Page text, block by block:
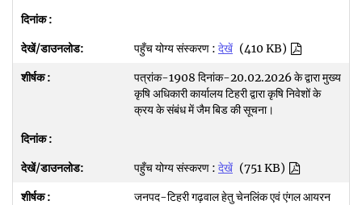
पहुँच योग्य संस्करण : देखें (410 KB)
पत्रांक-1908 दिनांक-20.02.2026 के द्वारा मुख्य
कृषि अधिकारी कार्यालय टिहरी द्वारा कृषि निवेशों के
क्रय के संबंध में जैम बिड की सूचना।
पहुँच योग्य संस्करण : देखें (751 KB)
जनपद-टिहरी गढ़वाल हेतु चेनलिंक एवं एंगल आयरन